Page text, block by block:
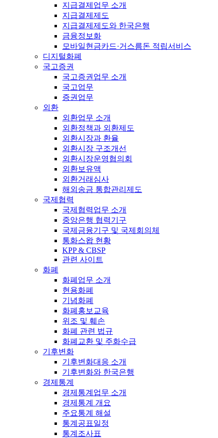
지급결제업무 소개
지급결제제도
지급결제제도와 한국은행
금융정보화
모바일현금카드·거스름돈 적립서비스
디지털화폐
국고증권
국고증권업무 소개
국고업무
증권업무
외환
외환업무 소개
외환정책과 외환제도
외환시장과 환율
외환시장 구조개선
외환시장운영협의회
외환보유액
외환거래심사
해외송금 통합관리제도
국제협력
국제협력업무 소개
중앙은행 협력기구
국제금융기구 및 국제회의체
통화스왑 현황
KPP & CBSP
관련 사이트
화폐
화폐업무 소개
현용화폐
기념화폐
화폐홍보교육
위조 및 훼손
화폐 관련 법규
화폐교환 및 주화수급
기후변화
기후변화대응 소개
기후변화와 한국은행
경제통계
경제통계업무 소개
경제통계 개요
주요통계 해설
통계공표일정
통계조사표